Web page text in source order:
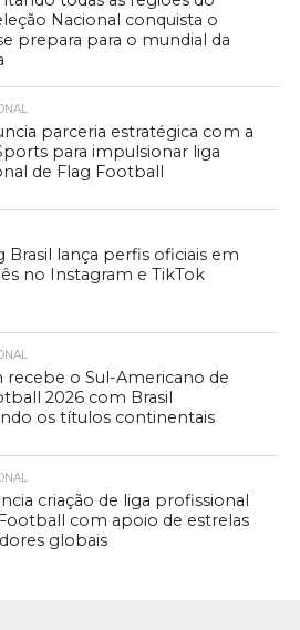
Nacional conquista o
prepara para o mundial da
parceria estratégica com a
para impulsionar liga
de Flag Football
Brasil lança perfis oficiais em
no Instagram e TikTok
recebe o Sul-Americano de
2026 com Brasil
os títulos continentais
criação de liga profissional
com apoio de estrelas
globais